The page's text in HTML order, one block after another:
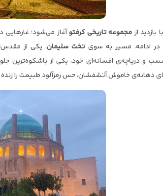
بازدید از مجموعه تاریخی کرفتوآغاز می‌شود؛
ادامه، مسیر به سویتخت سلیمان، یکی از
و دریاچه‌ی افسانه‌ای خود، یکی از باشکوه‌ترین
دهانه‌ی خاموش آتشفشان، حس رمزآلود طبیعت را